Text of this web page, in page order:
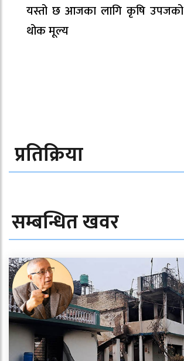
यस्तो छ आजका लागि कृषि उपजको
थोक मूल्य
प्रतिक्रिया
सम्बन्धित खवर